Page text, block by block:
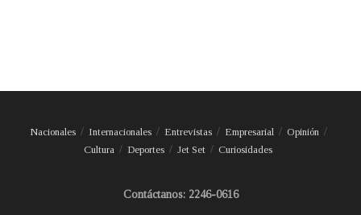
Nacionales Internacionales Entrevistas Empresarial
Opinión
Cultura
Deportes Jet Set Curiosidades
Contáctanos: 2246-0616